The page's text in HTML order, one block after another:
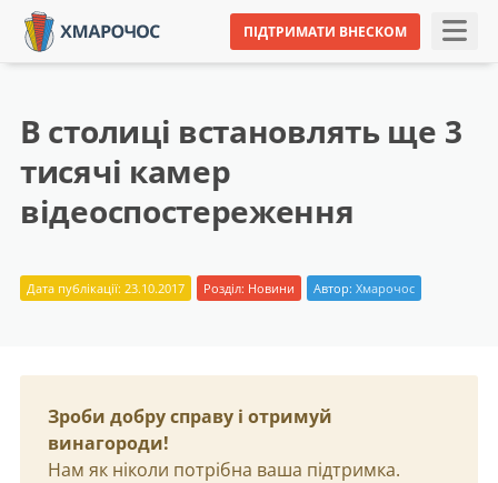
ПІДТРИМАТИ ВНЕСКОМ
В столиці встановлять ще 3
тисячі камер
відеоспостереження
Дата публікації: 23.10.2017 Розділ: Новини Автор: Хмарочос
Зроби добру справу і отримуй
винагороди!
Нам як ніколи потрібна ваша підтримка.